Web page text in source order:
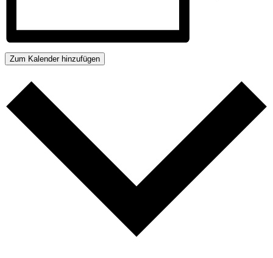
Zum Kalender hinzufügen